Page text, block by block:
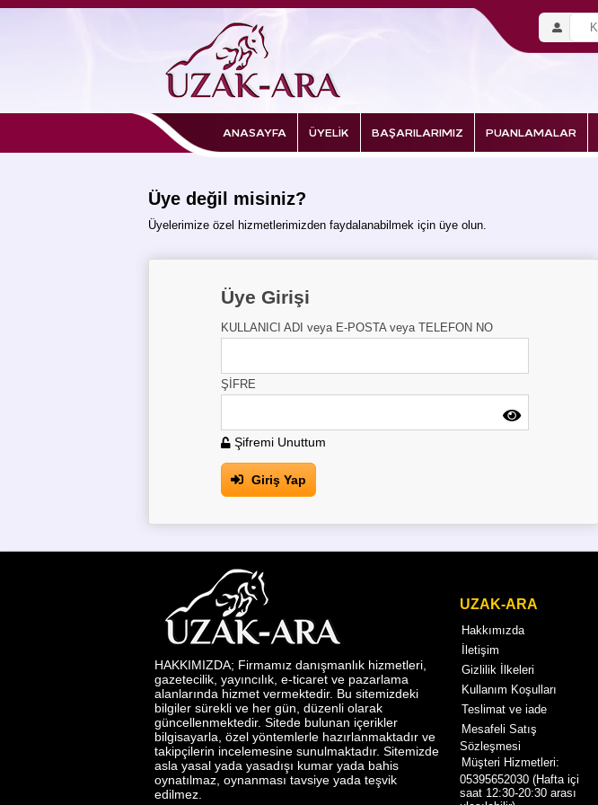
ANASAYFA ÜYELİK BAŞARILARIMIZ PUANLAMALAR
Üye değil misiniz?
Üyelerimize özel hizmetlerimizden faydalanabilmek için üye olun.
Üye Girişi
KULLANICI ADI veya E-POSTA veya TELEFON NO
ŞİFRE
Şifremi Unuttum
Giriş Yap
HAKKIMIZDA; Firmamız danışmanlık hizmetleri,
gazetecilik, yayıncılık, e-ticaret ve pazarlama
alanlarında hizmet vermektedir. Bu sitemizdeki
bilgiler sürekli ve her gün, düzenli olarak
güncellenmektedir. Sitede bulunan içerikler
bilgisayarla, özel yöntemlerle hazırlanmaktadır ve
takipçilerin incelemesine sunulmaktadır. Sitemizde
asla yasal yada yasadışı kumar yada bahis
oynatılmaz, oynanması tavsiye yada teşvik
edilmez.
UZAK-ARA
Hakkımızda
İletişim
Gizlilik İlkeleri
Kullanım Koşulları
Teslimat ve iade
Mesafeli Satış
Sözleşmesi
Müşteri Hizmetleri:
05395652030 (Hafta içi
saat 12:30-20:30 arası